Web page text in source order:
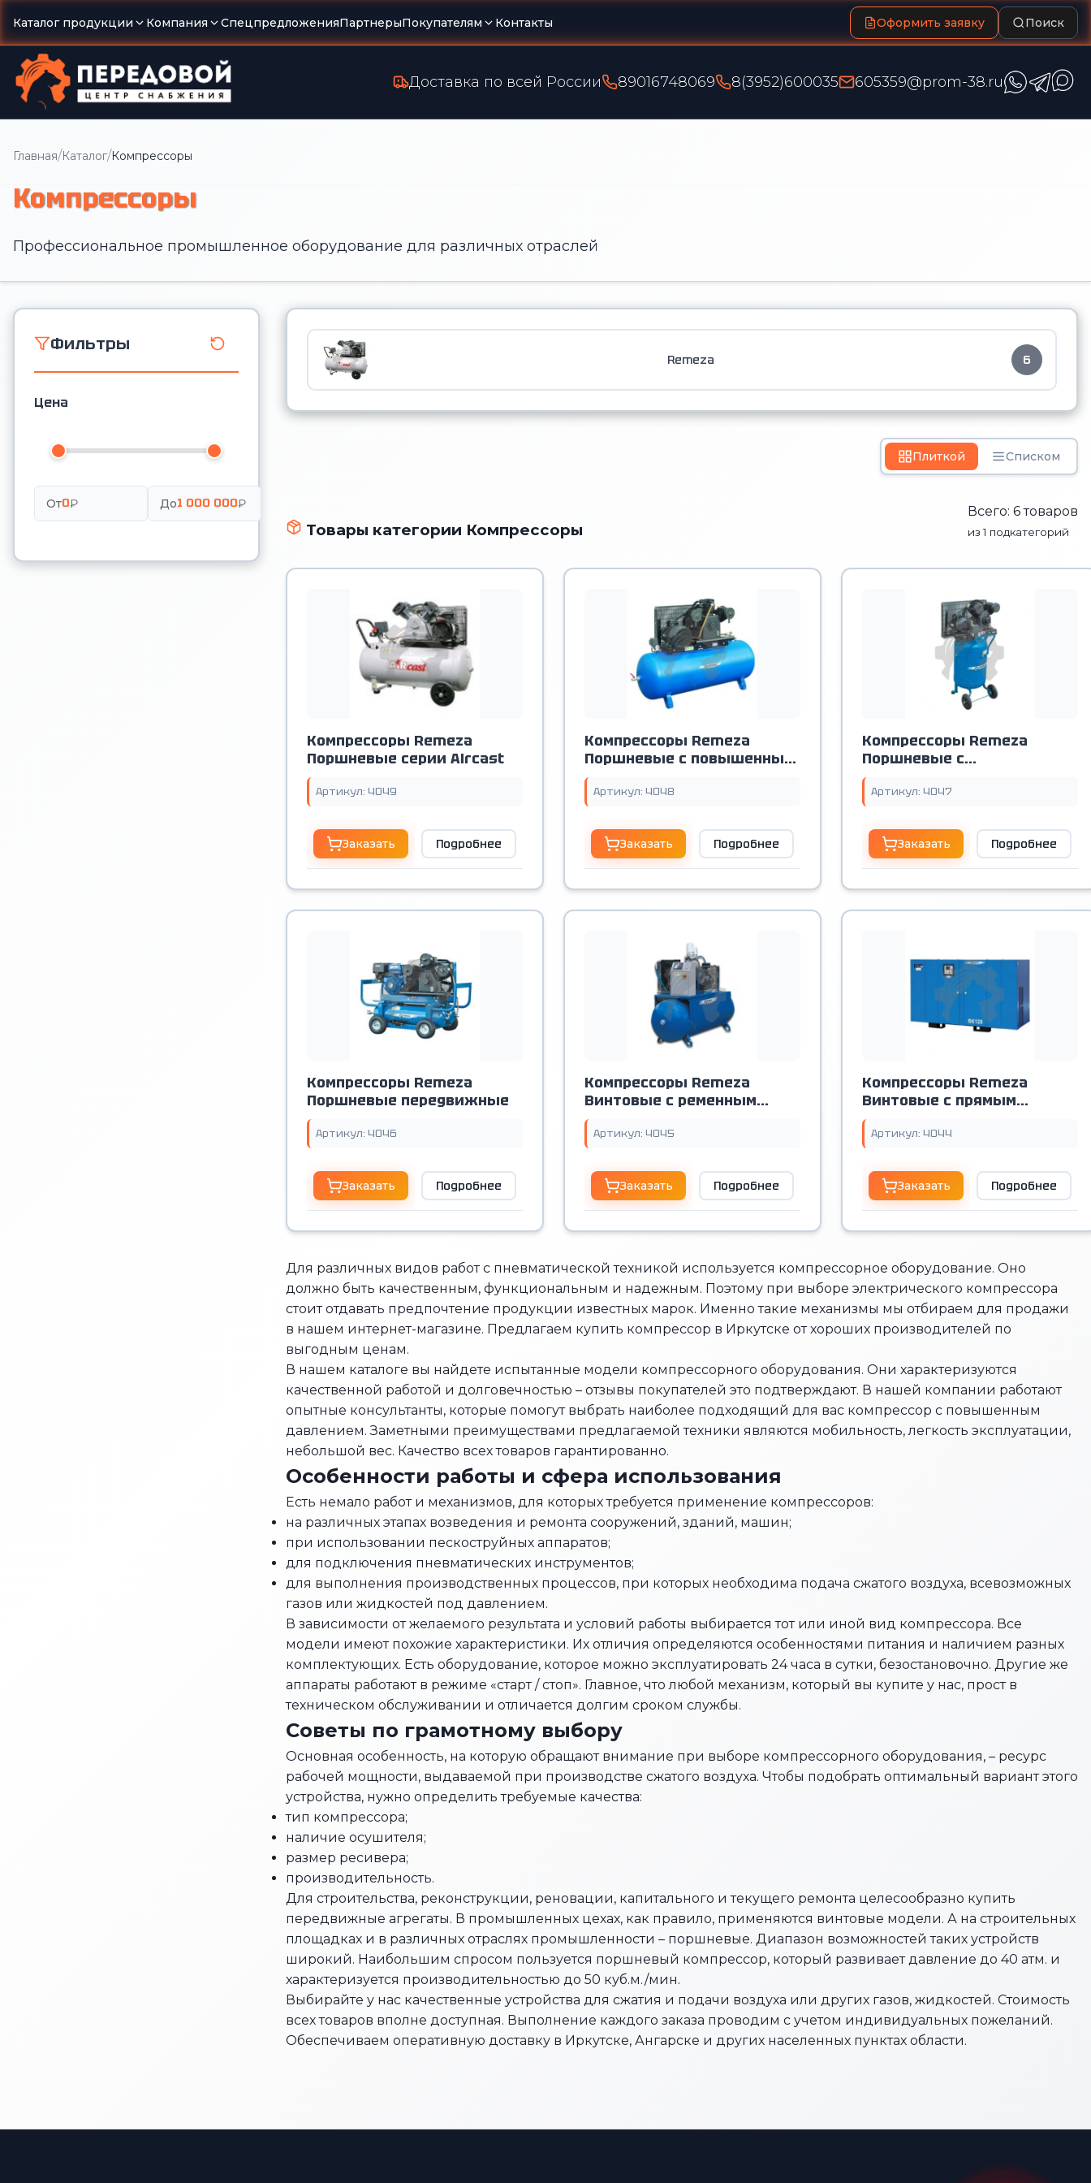
Каталог продукции Компания СпецпредложенияПартнерыПокупателям Контакты Оформить заявку Поиск
Доставка по всей России 89016748069 8(3952)600035 605359@prom-38.ru
Главная/Каталог/Компрессоры
Компрессоры
Профессиональное промышленное оборудование для различных отраслей
Фильтры
Цена
От0₽ До1 000 000₽
Remeza 6
Плиткой Списком
Товары категории Компрессоры
Всего: 6 товаров
из 1 подкатегорий
Компрессоры Remeza
Поршневые серии Aircast
Артикул: 4049
Заказать Подробнее
Компрессоры Remeza
Поршневые с повышенным
давлением
Артикул: 4048
Заказать Подробнее
Компрессоры Remeza
Поршневые с
вертикальным
расположением ресивера
Артикул: 4047
Заказать Подробнее
Компрессоры Remeza
Поршневые передвижные
Артикул: 4046
Заказать Подробнее
Компрессоры Remeza
Винтовые с ременным
приводом
Артикул: 4045
Заказать Подробнее
Компрессоры Remeza
Винтовые с прямым
приводом
Артикул: 4044
Заказать Подробнее
Для различных видов работ с пневматической техникой используется компрессорное оборудование. Оно
должно быть качественным, функциональным и надежным. Поэтому при выборе электрического компрессора
стоит отдавать предпочтение продукции известных марок. Именно такие механизмы мы отбираем для продажи
в нашем интернет-магазине. Предлагаем купить компрессор в Иркутске от хороших производителей по
выгодным ценам.
В нашем каталоге вы найдете испытанные модели компрессорного оборудования. Они характеризуются
качественной работой и долговечностью – отзывы покупателей это подтверждают. В нашей компании работают
опытные консультанты, которые помогут выбрать наиболее подходящий для вас компрессор с повышенным
давлением. Заметными преимуществами предлагаемой техники являются мобильность, легкость эксплуатации,
небольшой вес. Качество всех товаров гарантированно.
Особенности работы и сфера использования
Есть немало работ и механизмов, для которых требуется применение компрессоров:
на различных этапах возведения и ремонта сооружений, зданий, машин;
при использовании пескоструйных аппаратов;
для подключения пневматических инструментов;
для выполнения производственных процессов, при которых необходима подача сжатого воздуха, всевозможных
газов или жидкостей под давлением.
В зависимости от желаемого результата и условий работы выбирается тот или иной вид компрессора. Все
модели имеют похожие характеристики. Их отличия определяются особенностями питания и наличием разных
комплектующих. Есть оборудование, которое можно эксплуатировать 24 часа в сутки, безостановочно. Другие же
аппараты работают в режиме «старт / стоп». Главное, что любой механизм, который вы купите у нас, прост в
техническом обслуживании и отличается долгим сроком службы.
Советы по грамотному выбору
Основная особенность, на которую обращают внимание при выборе компрессорного оборудования, – ресурс
рабочей мощности, выдаваемой при производстве сжатого воздуха. Чтобы подобрать оптимальный вариант этого
устройства, нужно определить требуемые качества:
тип компрессора;
наличие осушителя;
размер ресивера;
производительность.
Для строительства, реконструкции, реновации, капитального и текущего ремонта целесообразно купить
передвижные агрегаты. В промышленных цехах, как правило, применяются винтовые модели. А на строительных
площадках и в различных отраслях промышленности – поршневые. Диапазон возможностей таких устройств
широкий. Наибольшим спросом пользуется поршневый компрессор, который развивает давление до 40 атм. и
характеризуется производительностью до 50 куб.м./мин.
Выбирайте у нас качественные устройства для сжатия и подачи воздуха или других газов, жидкостей. Стоимость
всех товаров вполне доступная. Выполнение каждого заказа проводим с учетом индивидуальных пожеланий.
Обеспечиваем оперативную доставку в Иркутске, Ангарске и других населенных пунктах области.